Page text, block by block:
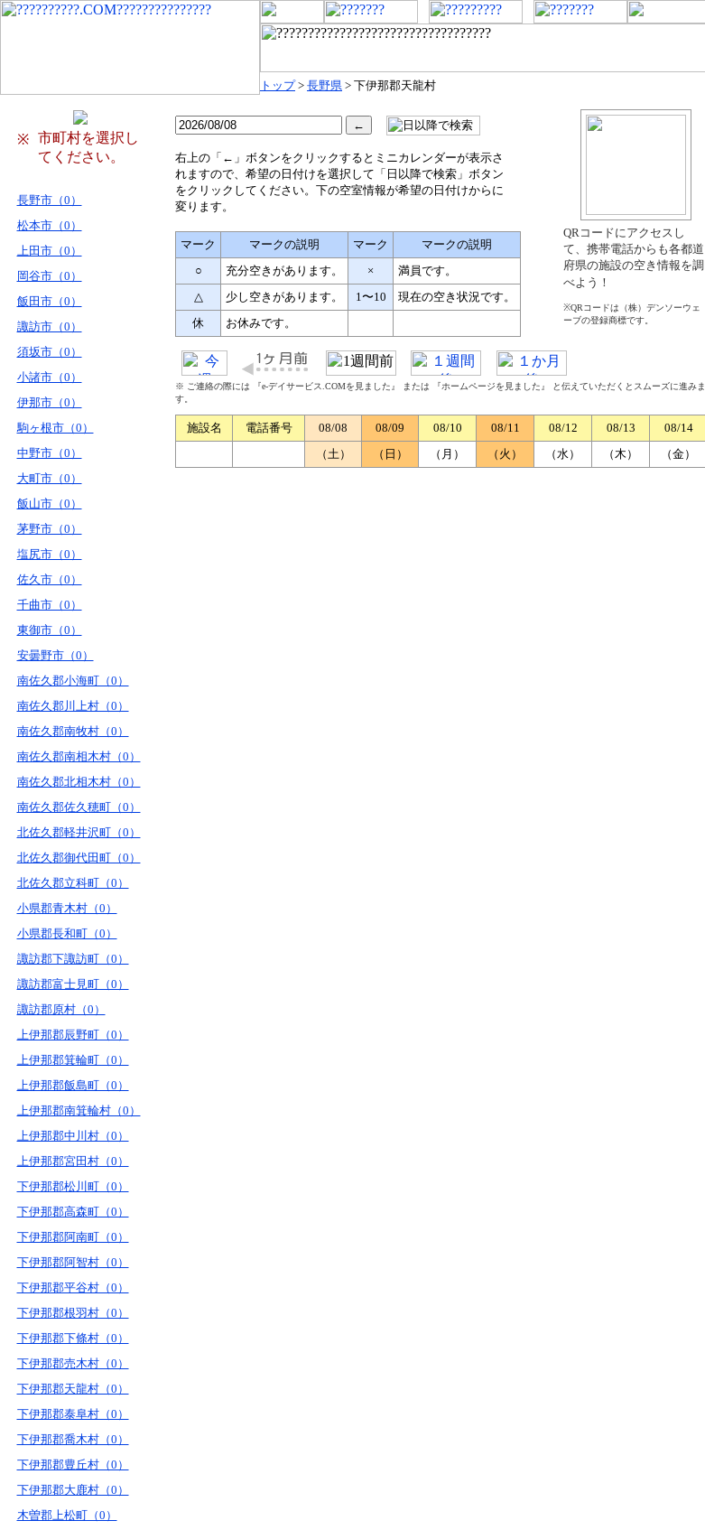
トップ> 長野県 > 下伊那郡天龍村
※
市町村を選択し
てください。
長野市（0）
松本市（0）
上田市（0）
岡谷市（0）
飯田市（0）
諏訪市（0）
須坂市（0）
小諸市（0）
伊那市（0）
駒ヶ根市（0）
中野市（0）
大町市（0）
飯山市（0）
茅野市（0）
塩尻市（0）
佐久市（0）
千曲市（0）
東御市（0）
安曇野市（0）
南佐久郡小海町（0）
南佐久郡川上村（0）
南佐久郡南牧村（0）
南佐久郡南相木村（0）
南佐久郡北相木村（0）
南佐久郡佐久穂町（0）
北佐久郡軽井沢町（0）
北佐久郡御代田町（0）
北佐久郡立科町（0）
小県郡青木村（0）
小県郡長和町（0）
諏訪郡下諏訪町（0）
諏訪郡富士見町（0）
諏訪郡原村（0）
上伊那郡辰野町（0）
上伊那郡箕輪町（0）
上伊那郡飯島町（0）
上伊那郡南箕輪村（0）
上伊那郡中川村（0）
上伊那郡宮田村（0）
下伊那郡松川町（0）
下伊那郡高森町（0）
下伊那郡阿南町（0）
下伊那郡阿智村（0）
下伊那郡平谷村（0）
下伊那郡根羽村（0）
下伊那郡下條村（0）
下伊那郡売木村（0）
下伊那郡天龍村（0）
下伊那郡泰阜村（0）
下伊那郡喬木村（0）
下伊那郡豊丘村（0）
下伊那郡大鹿村（0）
木曽郡上松町（0）
右上の「←」ボタンをクリックするとミニカレンダーが表示さ
れますので、希望の日付けを選択して「日以降で検索」ボタン
をクリックしてください。下の空室情報が希望の日付けからに
変ります。
マーク マークの説明 マーク
マークの説明
○
充分空きがあります。 ×
満員です。
△
少し空きがあります。 1〜10
現在の空き状況です。
休
お休みです。
QRコードにアクセスし
て、携帯電話からも各都道
府県の施設の空き情報を調
べよう！
※QRコードは（株）デンソーウェ
ーブの登録商標です。
※ ご連絡の際には 『e-デイサービス.COMを見ました』 または 『ホームページを見ました』 と伝えていただくとスムーズに進みま
す。
施設名 電話番号 08/08 08/09 08/10 08/11 08/12 08/13
08/14
（土）
（日） （月） （火） （水） （木） （金）